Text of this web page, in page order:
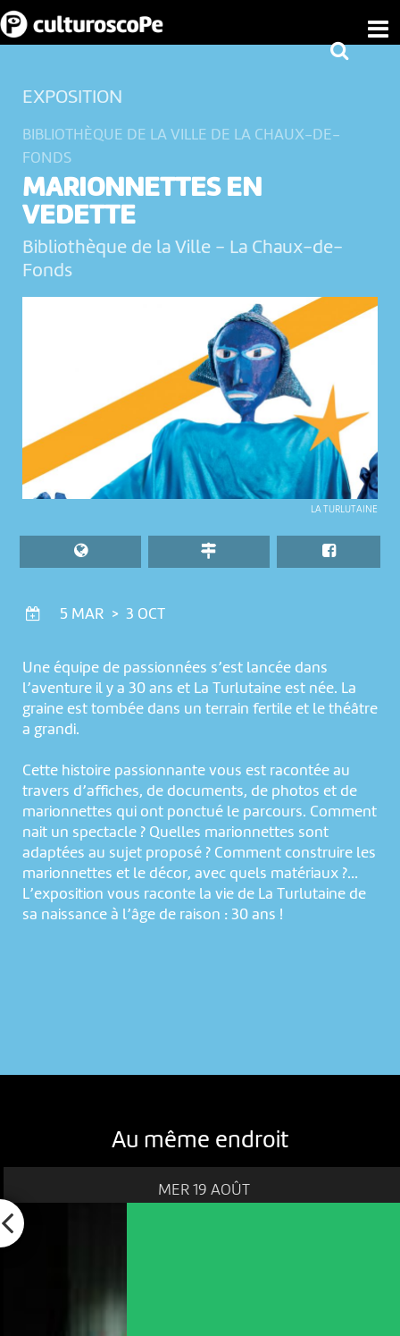
5 MAR > 3 OCT
LA TURLUTAINE
EXPOSITION
BIBLIOTHÈQUE DE LA VILLE DE LA CHAUX-DE-
FONDS
MARIONNETTES EN
VEDETTE
Bibliothèque de la Ville - La Chaux-de-
Fonds
Une équipe de passionnées s’est lancée dans
l’aventure il y a 30 ans et La Turlutaine est née. La
graine est tombée dans un terrain fertile et le théâtre
a grandi.
Cette histoire passionnante vous est racontée au
travers d’affiches, de documents, de photos et de
marionnettes qui ont ponctué le parcours. Comment
nait un spectacle ? Quelles marionnettes sont
adaptées au sujet proposé ? Comment construire les
marionnettes et le décor, avec quels matériaux ?…
L’exposition vous raconte la vie de La Turlutaine de
sa naissance à l’âge de raison : 30 ans !
Au même endroit
MER 19 AOÛT